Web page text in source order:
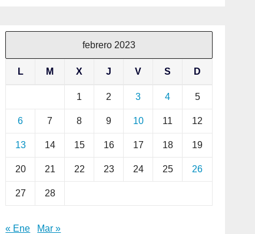
febrero 2023
L M X J V S D
1 2 3 4 5
6 7 8 9 10 11 12
13 14 15 16 17 18 19
20 21 22 23 24 25 26
27 28
« Ene Mar »